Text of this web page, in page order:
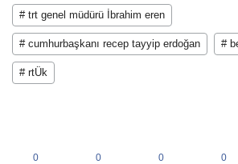
# trt genel müdürü İbrahim eren
# cumhurbaşkanı recep tayyip erdoğan #
# rtÜk